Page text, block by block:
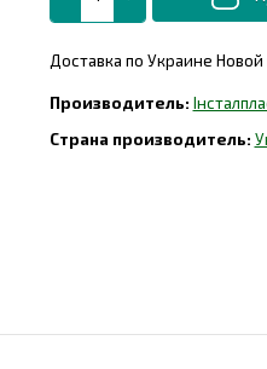
Доставка по Украине